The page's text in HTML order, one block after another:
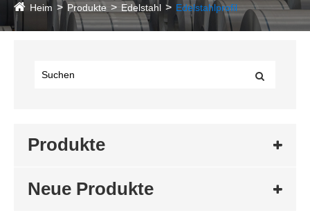
Heim Produkte Edelstahl Edelstahlprofil
Produkte
Neue Produkte